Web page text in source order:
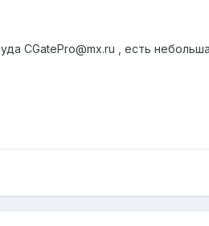
CGatePro@mx.ru , есть